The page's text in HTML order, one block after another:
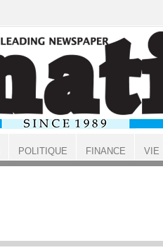
POLITIQUE FINANCE VIE